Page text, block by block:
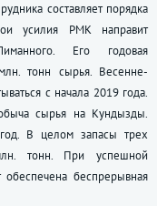
составляет порядка
усилия РМК направит
Его годовая
тонн сырья. Весенне-
с начала 2019 года.
сырья на Кундызды.
В целом запасы трех
тонн. При успешной
беспрерывная